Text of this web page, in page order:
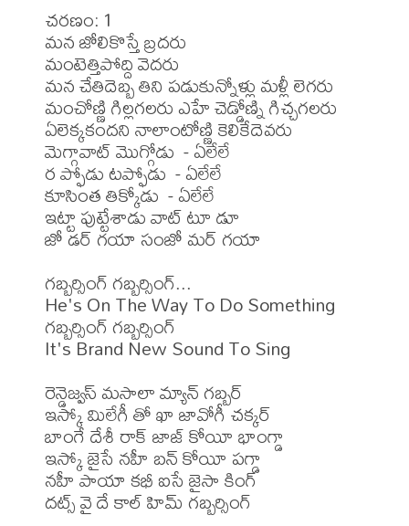
చరణం: 1
మన జోలికొస్తే బ్రదరు
మంటెత్తిపోద్ది వెదరు
మన చేతిదెబ్బ తిని పడుకున్నోళ్లు మళ్లీ లెగరు
మంచోణ్ణి గిల్లగలరు ఎహే చెడ్డోణ్ని గిచ్చగలరు
ఏలెక్కకందని నాలాంటోణ్ణి కెలికేదెవరు
మెగ్గావాట్ మొగ్గోడు  - ఏలేలే
ర ప్ఫోడు టప్ఫోడు  - ఏలేలే
కూసింత తిక్కోడు  - ఏలేలే
ఇట్టా పుట్టేశాడు వాట్ టూ డూ
జో డర్ గయా సంజో మర్ గయా
గబ్బర్సింగ్ గబ్బర్సింగ్...
He's On The Way To Do Something
గబ్బర్సింగ్ గబ్బర్సింగ్
It's Brand New Sound To Sing
రెన్డెజ్వస్ మసాలా మ్యాన్ గబ్బర్
ఇస్కో మిలేగీ తో ఖా జావోగీ చక్కర్
బాంగే దేశీ రాక్ జాజ్ కోయీ భాంగ్డా
ఇస్కో జైసే నహీ బన్ కోయీ పగ్డా
నహీ పాయా కభీ ఐసే జైసా కింగ్
దట్స్ వై దే కాల్ హిమ్ గబ్బర్సింగ్